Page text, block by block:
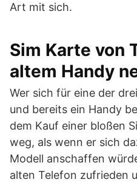
Art mit sich.
Sim Karte von
altem Handy
Wer sich für eine der
und bereits ein Handy
dem Kauf einer bloßen
weg, als wenn er sich
Modell anschaffen
alten Telefon zufrieden